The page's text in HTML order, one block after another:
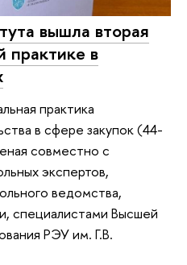
вышла вторая
практике в
практика
в сфере закупок (44-
совместно с
экспертов,
ведомства,
специалистами Высшей
РЭУ им. Г.В.